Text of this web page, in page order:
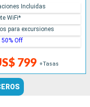
799 +Tasas
Incluidas
WiFi*
para excursiones
50% Off